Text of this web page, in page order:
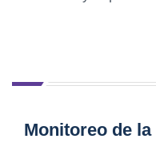
Monitoreo de